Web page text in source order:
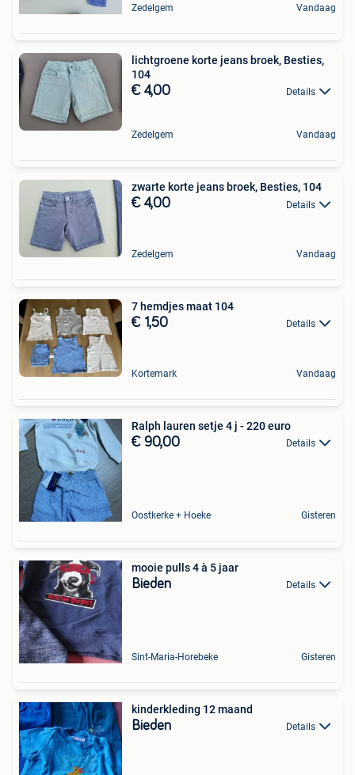
Zedelgem Vandaag
lichtgroene korte jeans broek, Besties,
104
€ 4,00 Details
Zedelgem Vandaag
zwarte korte jeans broek, Besties, 104
€ 4,00 Details
Zedelgem Vandaag
7 hemdjes maat 104
€ 1,50 Details
Kortemark Vandaag
Ralph lauren setje 4 j - 220 euro
€ 90,00 Details
Oostkerke + Hoeke Gisteren
mooie pulls 4 à 5 jaar
Bieden Details
Sint-Maria-Horebeke Gisteren
kinderkleding 12 maand
Bieden Details